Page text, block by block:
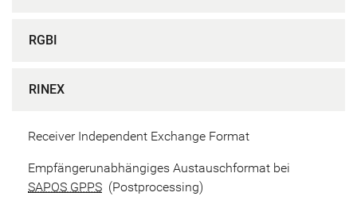
RGBI
RINEX
Receiver Independent Exchange Format
Empfängerunabhängiges Austauschformat bei
SAPOS GPPS (Postprocessing)